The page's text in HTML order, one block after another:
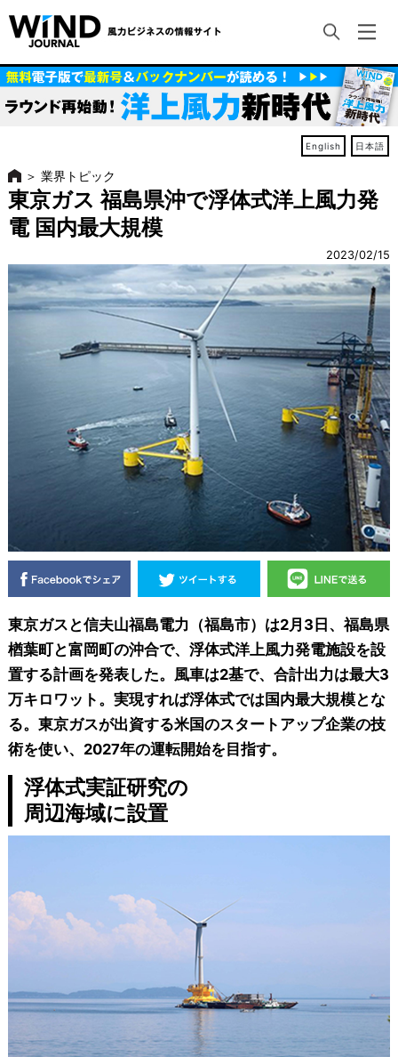
English 日本語
＞ 業界トピック
東京ガス 福島県沖で浮体式洋上風力発
電 国内最大規模
2023/02/15
東京ガスと信夫山福島電力（福島市）は2月3日、福島県
楢葉町と富岡町の沖合で、浮体式洋上風力発電施設を設
置する計画を発表した。風車は2基で、合計出力は最大3
万キロワット。実現すれば浮体式では国内最大規模とな
る。東京ガスが出資する米国のスタートアップ企業の技
術を使い、2027年の運転開始を目指す。
浮体式実証研究の
周辺海域に設置